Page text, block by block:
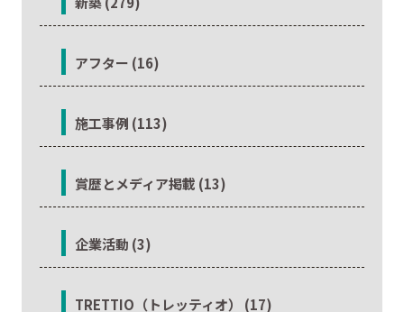
アフター (16)
施工事例 (113)
賞歴とメディア掲載 (13)
企業活動 (3)
TRETTIO（トレッティオ） (17)